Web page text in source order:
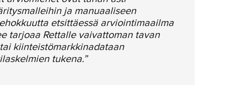
ja manuaaliseen
etsittäessä arviointimaailma
tarjoaa Rettalle vaivattoman tavan
kiinteistömarkkinadataan
tukena.”